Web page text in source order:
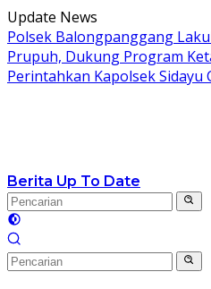
Langsung
ke
konten
Update News
Polsek Balongpanggang
Prupuh, Dukung Program
Perintahkan Kapolsek Sidayu
Berita Up To Date